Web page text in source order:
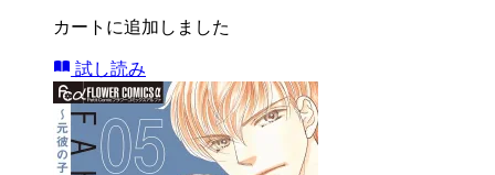
カートに追加しました
試し読み